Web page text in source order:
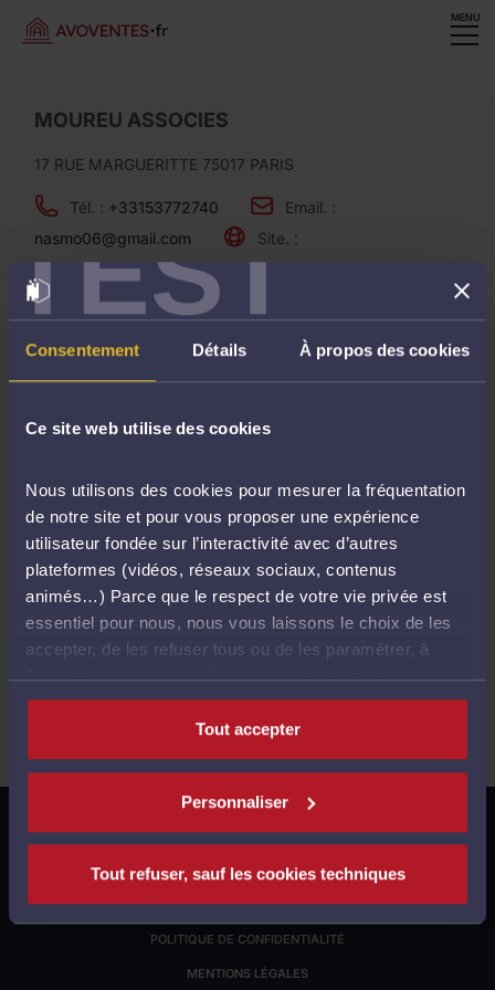
TEST
Consentement Détails À propos des cookies
Ce site web utilise des cookies
Nous utilisons des cookies pour mesurer la fréquentation
de notre site et pour vous proposer une expérience
utilisateur fondée sur l’interactivité avec d’autres
plateformes (vidéos, réseaux sociaux, contenus
animés…) Parce que le respect de votre vie privée est
essentiel pour nous, nous vous laissons le choix de les
accepter, de les refuser tous ou de les paramétrer, à
l’exception des cookies techniques strictement
nécessaires au fonctionnement du site.
Tout accepter
Personnaliser
Tout refuser, sauf les cookies techniques
MENU
MOUREU ASSOCIES
17 RUE MARGUERITTE 75017 PARIS
Tél. : +33153772740
Email. :
nasmo06@gmail.com
Site. :
Ventes à venir
Ventes passées
Aucune vente ne correspond à votre recherche..
GESTION DES COOKIES
JUSTICE.FR
POLITIQUE DE CONFIDENTIALITÉ
MENTIONS LÉGALES